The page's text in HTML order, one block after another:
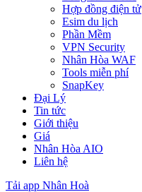
Hợp đồng điện tử
Esim du lịch
Phần Mềm
VPN Security
Nhân Hòa WAF
Tools miễn phí
SnapKey
Đại Lý
Tin tức
Giới thiệu
Giá
Nhân Hòa AIO
Liên hệ
Tải app Nhân Hoà